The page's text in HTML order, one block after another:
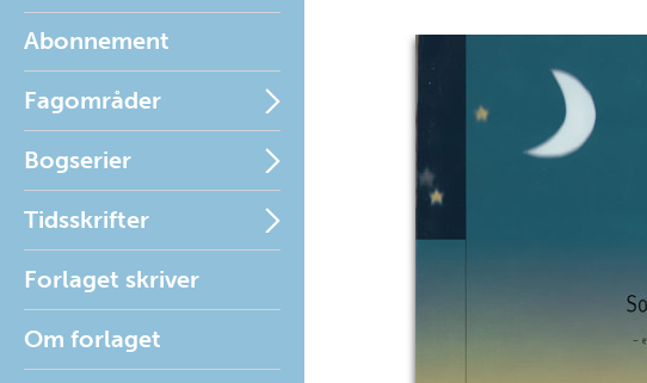
Abonnement
Fagområder
Bogserier
Tidsskrifter
Forlaget skriver
Om forlaget